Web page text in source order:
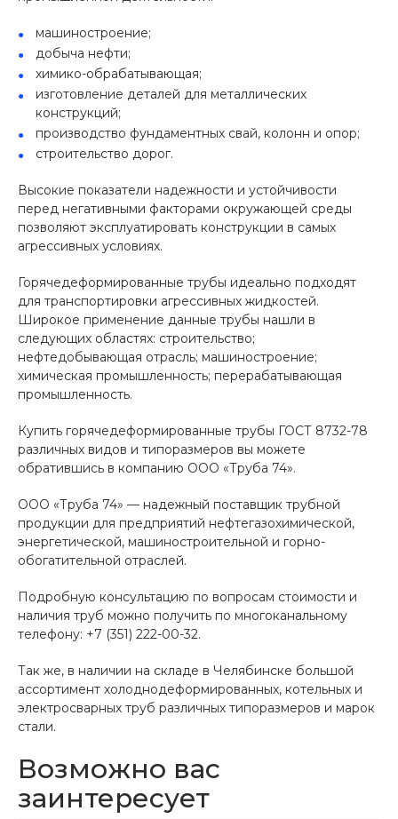
машиностроение;
добыча нефти;
химико-обрабатывающая;
изготовление деталей для металлических
конструкций;
производство фундаментных свай, колонн и опор;
строительство дорог.
Высокие показатели надежности и устойчивости
перед негативными факторами окружающей среды
позволяют эксплуатировать конструкции в самых
агрессивных условиях.
Горячедеформированные трубы идеально подходят
для транспортировки агрессивных жидкостей.
Широкое применение данные трубы нашли в
следующих областях: строительство;
нефтедобывающая отрасль; машиностроение;
химическая промышленность; перерабатывающая
промышленность.
Купить горячедеформированные трубы ГОСТ 8732-78
различных видов и типоразмеров вы можете
обратившись в компанию ООО «Труба 74».
ООО «Труба 74» — надежный поставщик трубной
продукции для предприятий нефтегазохимической,
энергетической, машиностроительной и горно-
обогатительной отраслей.
Подробную консультацию по вопросам стоимости и
наличия труб можно получить по многоканальному
телефону: +7 (351) 222-00-32.
Так же, в наличии на складе в Челябинске большой
ассортимент холоднодеформированных, котельных и
электросварных труб различных типоразмеров и марок
стали.
Возможно вас
заинтересует